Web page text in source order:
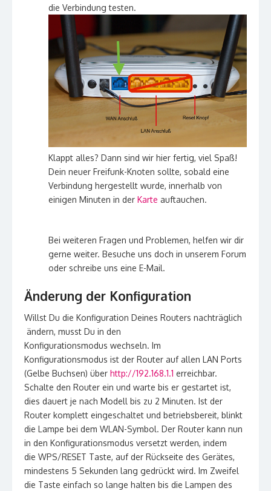
die Verbindung testen.
Klappt alles? Dann sind wir hier fertig, viel Spaß!
Dein neuer Freifunk-Knoten sollte, sobald eine
Verbindung hergestellt wurde, innerhalb von
einigen Minuten in der Karte auftauchen.
Bei weiteren Fragen und Problemen, helfen wir dir
gerne weiter. Besuche uns doch in unserem Forum
oder schreibe uns eine E-Mail.
Änderung der Konfiguration
Willst Du die Konfiguration Deines Routers nachträglich
ändern, musst Du in den
Konfigurationsmodus wechseln. Im
Konfigurationsmodus ist der Router auf allen LAN Ports
(Gelbe Buchsen) über http://192.168.1.1 erreichbar.
Schalte den Router ein und warte bis er gestartet ist,
dies dauert je nach Modell bis zu 2 Minuten. Ist der
Router komplett eingeschaltet und betriebsbereit, blinkt
die Lampe bei dem WLAN-Symbol. Der Router kann nun
in den Konfigurationsmodus versetzt werden, indem
die WPS/RESET Taste, auf der Rückseite des Gerätes,
mindestens 5 Sekunden lang gedrückt wird. Im Zweifel
die Taste einfach so lange halten bis die Lampen des